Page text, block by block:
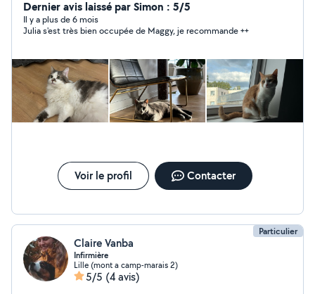
Dernier avis laissé par Simon : 5/5
Il y a plus de 6 mois
Julia s'est très bien occupée de Maggy, je recommande ++
Voir le profil Contacter
Particulier
Claire Vanba
Infirmière
Lille (mont a camp-marais 2)
5/5 (4 avis)